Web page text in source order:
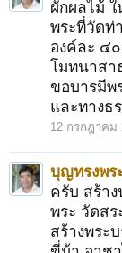
ผักผลไม้
พระที่วัดท่
องค์ละ ๔
โมทนาสา
ขอบารมีพ
และทางธ
12 กรกฎาคม
บุญทรงพร
ครับ สร้า
พระ วัดส
สร้างพระ